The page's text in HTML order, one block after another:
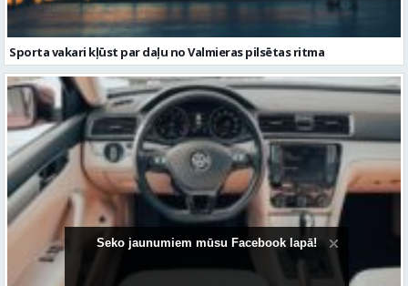
Sporta vakari kļūst par daļu no Valmieras pilsētas ritma
Seko jaunumiem mūsu Facebook lapā!